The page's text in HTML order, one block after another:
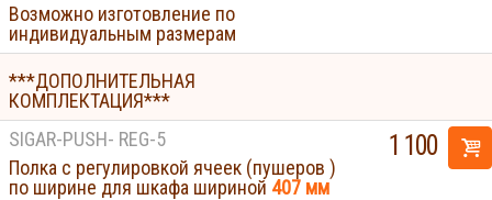
Возможно изготовление по
индивидуальным размерам
***ДОПОЛНИТЕЛЬНАЯ
КОМПЛЕКТАЦИЯ***
SIGAR-PUSH- REG-5
Полка с регулировкой ячеек (пушеров )
по ширине для шкафа шириной 407 мм
1 100